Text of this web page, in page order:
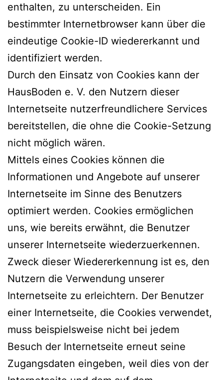
enthalten, zu unterscheiden. Ein
bestimmter Internetbrowser kann über die
eindeutige Cookie-ID wiedererkannt und
identifiziert werden.
Durch den Einsatz von Cookies kann der
HausBoden e. V. den Nutzern dieser
Internetseite nutzerfreundlichere Services
bereitstellen, die ohne die Cookie-Setzung
nicht möglich wären.
Mittels eines Cookies können die
Informationen und Angebote auf unserer
Internetseite im Sinne des Benutzers
optimiert werden. Cookies ermöglichen
uns, wie bereits erwähnt, die Benutzer
unserer Internetseite wiederzuerkennen.
Zweck dieser Wiedererkennung ist es, den
Nutzern die Verwendung unserer
Internetseite zu erleichtern. Der Benutzer
einer Internetseite, die Cookies verwendet,
muss beispielsweise nicht bei jedem
Besuch der Internetseite erneut seine
Zugangsdaten eingeben, weil dies von der